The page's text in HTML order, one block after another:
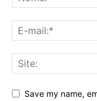
Save my name,